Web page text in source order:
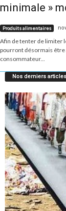
minimale »
Produits alimentaires
Afin de tenter de limiter
pourront désormais être
consommateur...
Nos derniers articles